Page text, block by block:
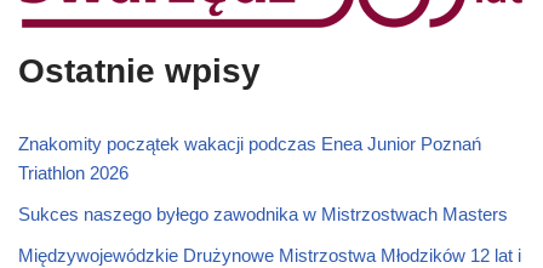
Ostatnie wpisy
Znakomity początek wakacji podczas Enea Junior Poznań
Triathlon 2026
Sukces naszego byłego zawodnika w Mistrzostwach Masters
Międzywojewódzkie Drużynowe Mistrzostwa Młodzików 12 lat i